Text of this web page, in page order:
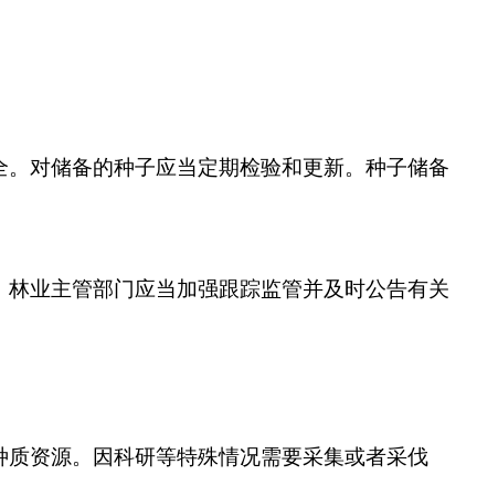
对储备的种子应当定期检验和更新。种子储备
业主管部门应当加强跟踪监管并及时公告有关
资源。因科研等特殊情况需要采集或者采伐